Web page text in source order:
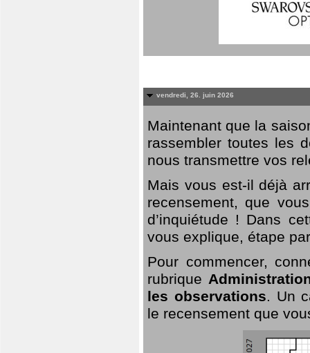
vendredi, 26. juin 2026
Maintenant que la
rassembler toutes les
nous transmettre vos
Mais vous est-il déjà
recensement, que
d’inquiétude ! Dans
vous explique, étape
Pour commencer,
rubrique
les observations. Un
le recensement que